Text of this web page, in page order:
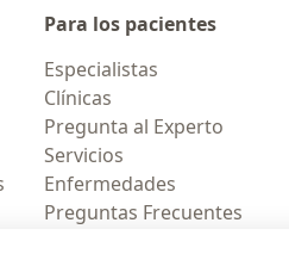
Para los pacientes
Especialistas
Clínicas
Pregunta al Experto
Servicios
Enfermedades
Preguntas Frecuentes